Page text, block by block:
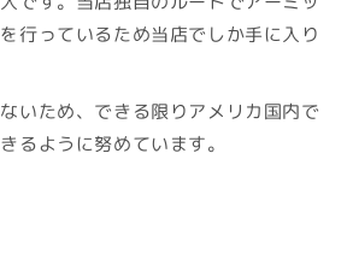
行っているため当店でしか手に入り
いため、できる限りアメリカ国内で
るように努めています。